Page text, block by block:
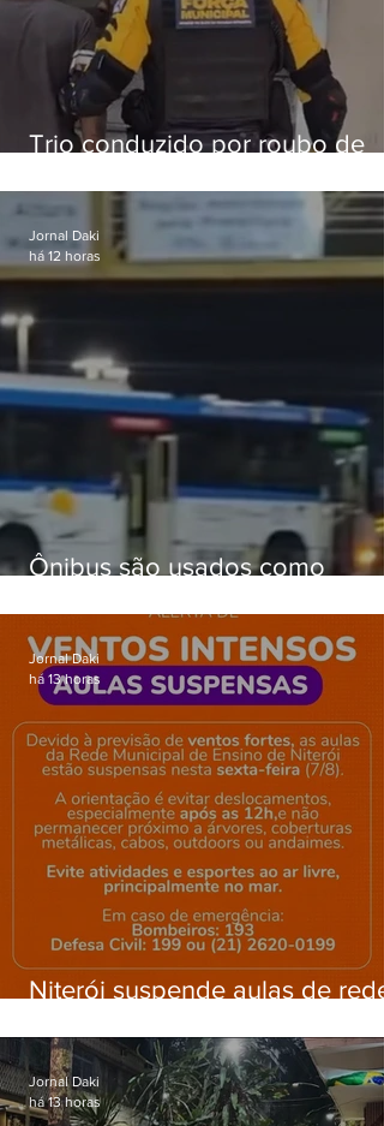
Trio conduzido por roubo de
passagens
Ônibus são usados como
Gardênia Azul
Jornal Daki
há 12 horas
Niterói suspende aulas de rede
ventos fortes nesta sexta (7)
Jornal Daki
há 13 horas
Jornal Daki
há 13 horas